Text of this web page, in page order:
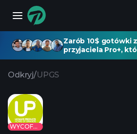
Zarób 10$ gotówki
przyjaciela Pro+,
Odkryj/UPGS
WYCOFANE